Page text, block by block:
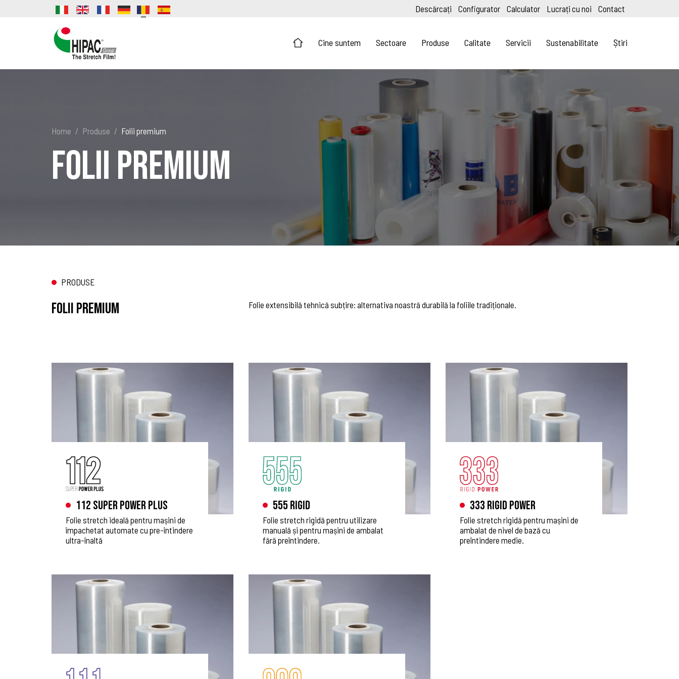
Descărcați Configurator Calculator Lucrați cu noi Contact
Cine suntem Sectoare Produse Calitate Servicii Sustenabilitate Știri
Home Produse Folii premium
Folii premium
PRODUSE
Folii premium Folie extensibilă tehnică subțire: alternativa noastră durabilă la foliile tradiționale.
112 Super Power Plus
Folie stretch ideală pentru mașini de
împachetat automate cu pre-întindere
ultra-înaltă
555 Rigid
Folie stretch rigidă pentru utilizare
manuală și pentru mașini de ambalat
fără preîntindere.
333 Rigid Power
Folie stretch rigidă pentru mașini de
ambalat de nivel de bază cu
preîntindere medie.